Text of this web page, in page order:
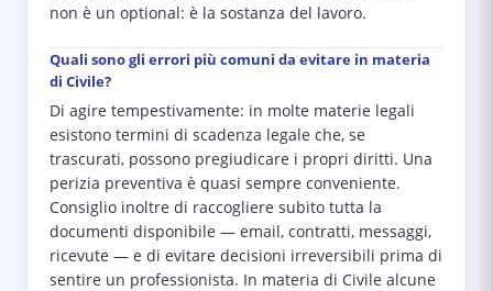
non è un optional: è la sostanza del lavoro.
Quali sono gli errori più comuni da evitare in materia
di Civile?
Di agire tempestivamente: in molte materie legali
esistono termini di scadenza legale che, se
trascurati, possono pregiudicare i propri diritti. Una
perizia preventiva è quasi sempre conveniente.
Consiglio inoltre di raccogliere subito tutta la
documenti disponibile — email, contratti, messaggi,
ricevute — e di evitare decisioni irreversibili prima di
sentire un professionista. In materia di Civile alcune